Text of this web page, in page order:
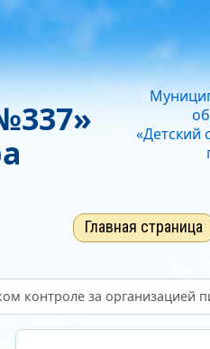
«Детский
Главная страница
контроле за организацией